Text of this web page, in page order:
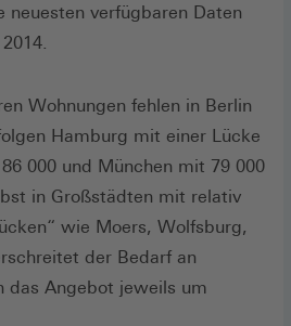
neuesten verfügbaren Daten
Wohnungen fehlen in Berlin
Hamburg mit einer Lücke
000 und München mit 79 000
in Großstädten mit relativ
wie Moers, Wolfsburg,
der Bedarf an
das Angebot jeweils um